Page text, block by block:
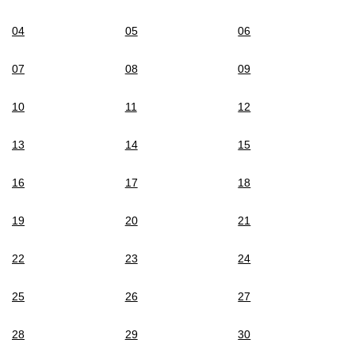
04 05 06
07 08 09
10 11 12
13 14 15
16 17 18
19 20 21
22 23 24
25 26 27
28 29 30